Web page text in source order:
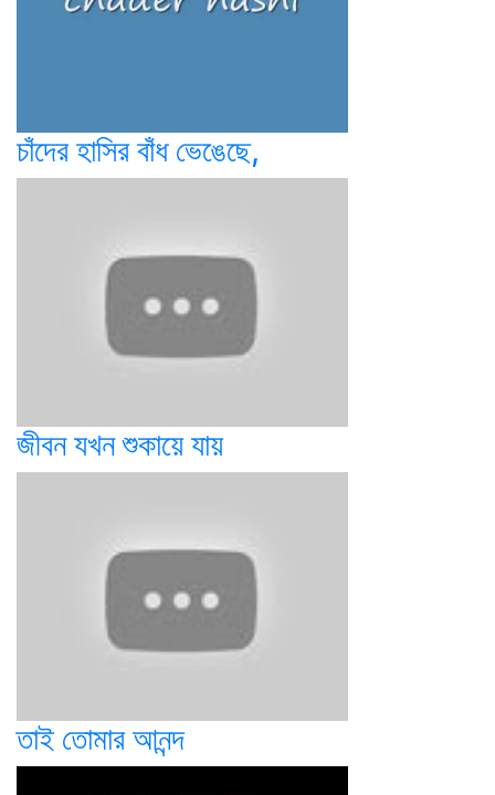
চাঁদের হাসির বাঁধ ভেঙেছে,
জীবন যখন শুকায়ে যায়
তাই তোমার আনন্দ